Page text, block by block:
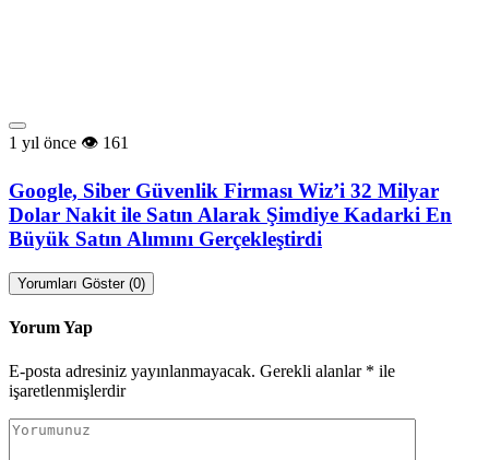
1 yıl önce 161
Google, Siber Güvenlik Firması Wiz’i 32 Milyar
Dolar Nakit ile Satın Alarak Şimdiye Kadarki En
Büyük Satın Alımını Gerçekleştirdi
Yorumları Göster (0)
Yorum Yap
E-posta adresiniz yayınlanmayacak. Gerekli alanlar * ile
işaretlenmişlerdir